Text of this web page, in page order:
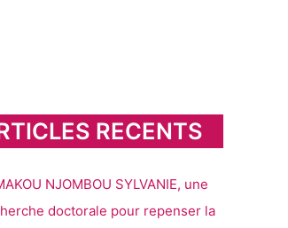
RECENTS